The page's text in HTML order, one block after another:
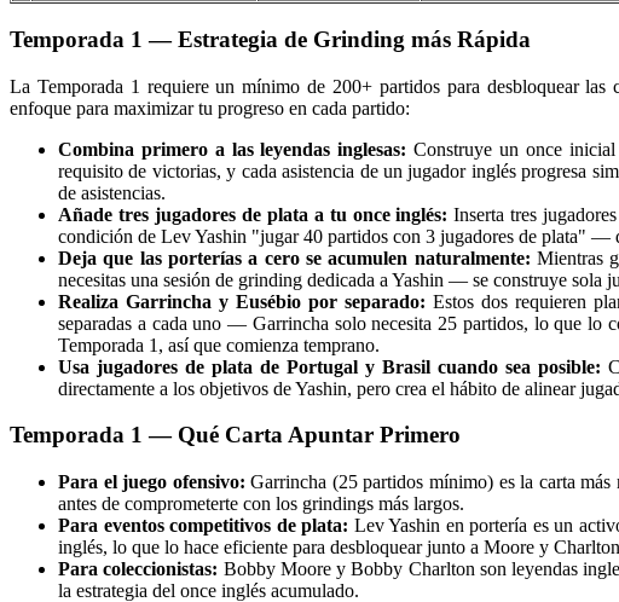
Temporada 1 — Estrategia de Grinding más Rápida
La Temporada 1 requiere un mínimo de 200+ partidos para desbloquear
enfoque para maximizar tu progreso en cada partido:
Combina primero a las leyendas inglesas: Construye un once
requisito de victorias, y cada asistencia de un jugador inglés progresa
de asistencias.
Añade tres jugadores de plata a tu once inglés: Inserta tres
condición de Lev Yashin "jugar 40 partidos con 3 jugadores de plata" —
Deja que las porterías a cero se acumulen naturalmente: Mientras
necesitas una sesión de grinding dedicada a Yashin — se construye sola
Realiza Garrincha y Eusébio por separado: Estos dos requieren
separadas a cada uno — Garrincha solo necesita 25 partidos, lo que lo
Temporada 1, así que comienza temprano.
Usa jugadores de plata de Portugal y Brasil cuando sea posible:
directamente a los objetivos de Yashin, pero crea el hábito de alinear
Temporada 1 — Qué Carta Apuntar Primero
Para el juego ofensivo: Garrincha (25 partidos mínimo) es la carta más
antes de comprometerte con los grindings más largos.
Para eventos competitivos de plata: Lev Yashin en portería es un
inglés, lo que lo hace eficiente para desbloquear junto a Moore y
Para coleccionistas: Bobby Moore y Bobby Charlton son leyendas
la estrategia del once inglés acumulado.